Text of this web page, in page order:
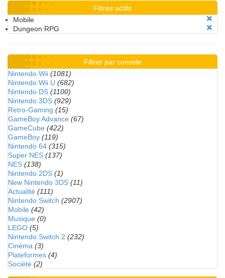
Filtres actifs
Mobile
Dungeon RPG
Filtrer par console
Nintendo Wii (1081)
Nintendo Wii U (682)
Nintendo DS (1100)
Nintendo 3DS (929)
Retro-Gaming (15)
GameBoy Advance (67)
GameCube (422)
GameBoy (119)
Nintendo 64 (315)
Super NES (137)
NES (138)
Nintendo 2DS (1)
New Nintendo 3DS (11)
Actualité (111)
Nintendo Switch (2907)
Mobile (42)
Musique (0)
LEGO (5)
Nintendo Switch 2 (232)
Cinéma (3)
Plateformes (4)
Société (2)